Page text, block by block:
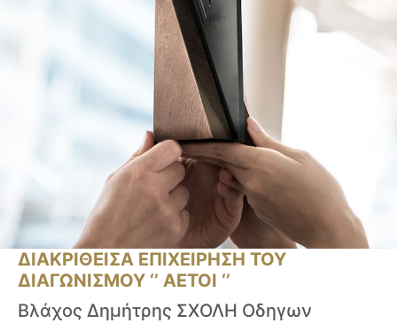
ΔΙΑΚΡΙΘΕΙΣΑ ΕΠΙΧΕΙΡΗΣΗ ΤΟΥ
ΔΙΑΓΩΝΙΣΜΟΥ ‘’ ΑΕΤΟΙ ‘’
Βλάχος Δημήτρης ΣΧΟΛΗ Οδηγων